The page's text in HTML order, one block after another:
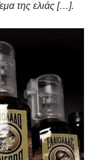
της ελιάς […].